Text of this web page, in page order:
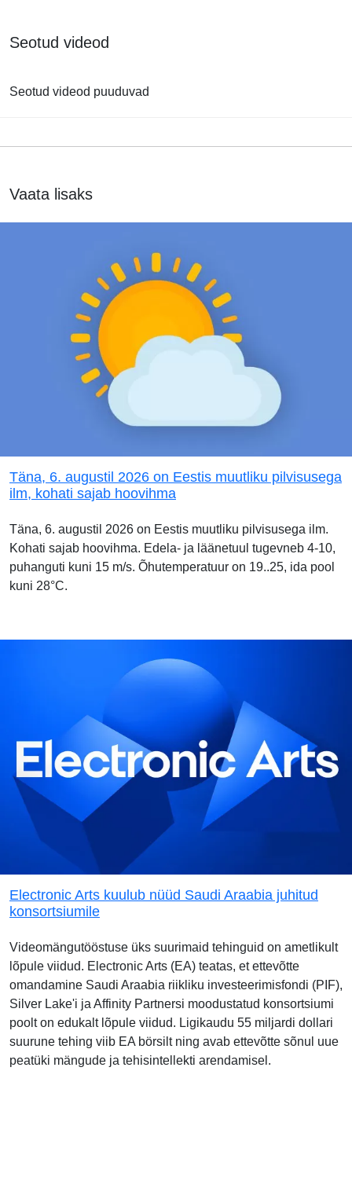
Seotud videod
Seotud videod puuduvad
Vaata lisaks
Täna, 6. augustil 2026 on Eestis muutliku pilvisusega
ilm, kohati sajab hoovihma
Täna, 6. augustil 2026 on Eestis muutliku pilvisusega ilm.
Kohati sajab hoovihma. Edela- ja läänetuul tugevneb 4-10,
puhanguti kuni 15 m/s. Õhutemperatuur on 19..25, ida pool
kuni 28°C.
Electronic Arts kuulub nüüd Saudi Araabia juhitud
konsortsiumile
Videomängutööstuse üks suurimaid tehinguid on ametlikult
lõpule viidud. Electronic Arts (EA) teatas, et ettevõtte
omandamine Saudi Araabia riikliku investeerimisfondi (PIF),
Silver Lake'i ja Affinity Partnersi moodustatud konsortsiumi
poolt on edukalt lõpule viidud. Ligikaudu 55 miljardi dollari
suurune tehing viib EA börsilt ning avab ettevõtte sõnul uue
peatüki mängude ja tehisintellekti arendamisel.